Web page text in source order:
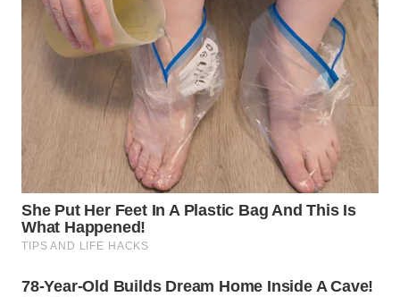
MALUT
WN
WN
DANAU
TOBA
WN
NIAS
LANGKAT